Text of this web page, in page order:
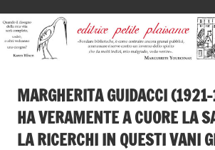
MARGHERITA GUIDACCI
HA VERAMENTE A CUORE LA
LA RICERCHI IN QUESTI VANI